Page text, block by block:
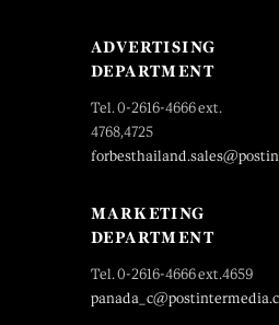
ADVERTISING
DEPARTMENT
Tel. 0-2616-4666 ext.
4768,4725
MARKETING
DEPARTMENT
Tel. 0-2616-4666 ext.4659